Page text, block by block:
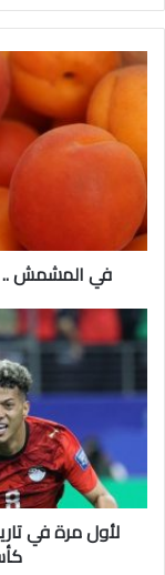
في
المشمش
صحية
كثيرة
من
البشرة
إلى
في المشمش ..
لأول
مرة
في
تاريخه..
منتخب
مصر
يتأهل
إلى
دور